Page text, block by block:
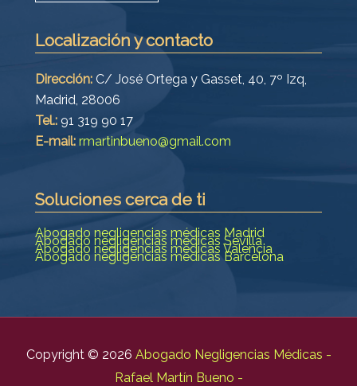
Localización y contacto
Dirección: C/ José Ortega y Gasset, 40, 7º Izq,
Madrid, 28006
Tel.: 91 319 90 17
E-mail: rmartinbueno@gmail.com
Soluciones cerca de ti
Abogado negligencias médicas Madrid
Abogado negligencias médicas Sevilla
Abogado negligencias médicas Valencia
Abogado negligencias médicas Barcelona
Copyright © 2026 Abogado Negligencias Médicas -
Rafael Martín Bueno -